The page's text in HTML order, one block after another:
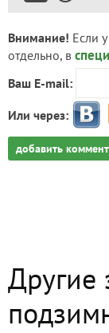
Внимание! Если
отдельно, в
Ваш E-mail:
Или через:
добавить
Другие